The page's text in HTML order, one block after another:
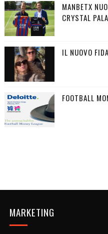
MANBETX
CRYSTAL
IL NUOVO
FOOTBALL
MARKETING